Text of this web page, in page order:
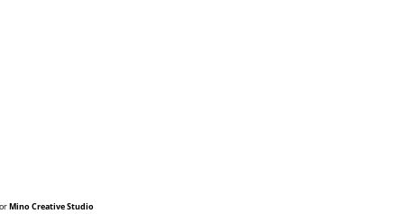
Mino Creative Studio